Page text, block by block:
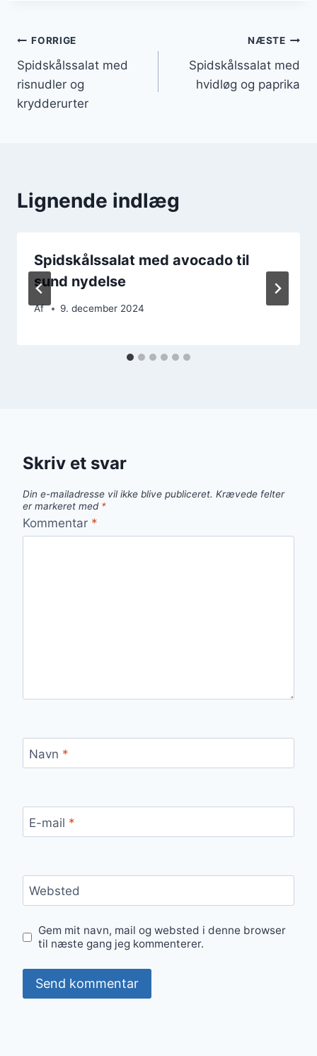
Indlægsnavigation
FORRIGE
Spidskålssalat med
risnudler og
krydderurter
NÆSTE
Spidskålssalat med
hvidløg og paprika
Lignende indlæg
Spidskålssalat med avocado til
sund nydelse
Af 9. december 2024
Skriv et svar
Din e-mailadresse vil ikke blive publiceret. Krævede felter
er markeret med *
Kommentar *
Navn *
E-mail *
Websted
Gem mit navn, mail og websted i denne browser
til næste gang jeg kommenterer.